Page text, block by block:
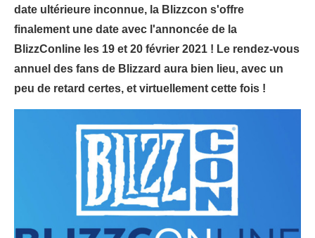
date ultérieure inconnue, la Blizzcon s'offre
finalement une date avec l'annoncée de la
BlizzConline les 19 et 20 février 2021 ! Le rendez-vous
annuel des fans de Blizzard aura bien lieu, avec un
peu de retard certes, et virtuellement cette fois !